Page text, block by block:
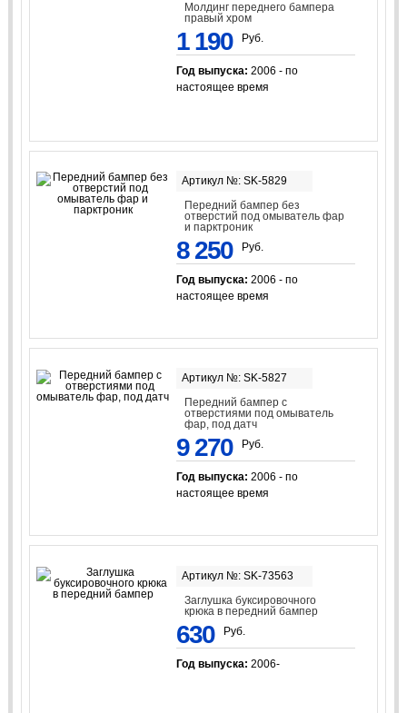
Молдинг переднего бампера
правый хром
1 190 Руб.
Год выпуска: 2006 - по
настоящее время
Артикул №: SK-5829
Передний бампер без
отверстий под омыватель фар
и парктроник
8 250 Руб.
Год выпуска: 2006 - по
настоящее время
Артикул №: SK-5827
Передний бампер с
отверстиями под омыватель
фар, под датч
9 270 Руб.
Год выпуска: 2006 - по
настоящее время
Артикул №: SK-73563
Заглушка буксировочного
крюка в передний бампер
630 Руб.
Год выпуска: 2006-